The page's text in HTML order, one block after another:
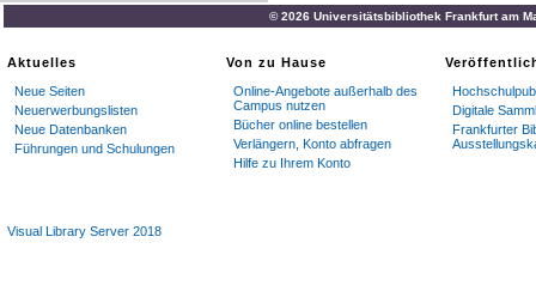
© 2026 Universitätsbibliothek Frankfurt am
Aktuelles
Neue Seiten
Neuerwerbungslisten
Neue Datenbanken
Führungen und Schulungen
Von zu Hause
Online-Angebote außerhalb des
Campus nutzen
Bücher online bestellen
Verlängern, Konto abfragen
Hilfe zu Ihrem Konto
Digitale
Frankfurter
Visual Library Server 2018